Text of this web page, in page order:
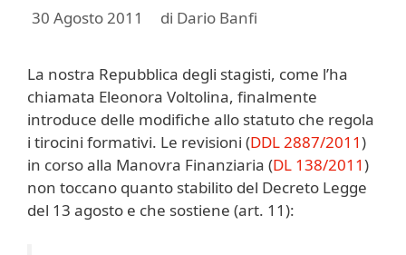
30 Agosto 2011 di Dario Banfi
La nostra Repubblica degli stagisti, come l’ha
chiamata Eleonora Voltolina, finalmente
introduce delle modifiche allo statuto che regola
i tirocini formativi. Le revisioni (DDL 2887/2011)
in corso alla Manovra Finanziaria (DL 138/2011)
non toccano quanto stabilito del Decreto Legge
del 13 agosto e che sostiene (art. 11):